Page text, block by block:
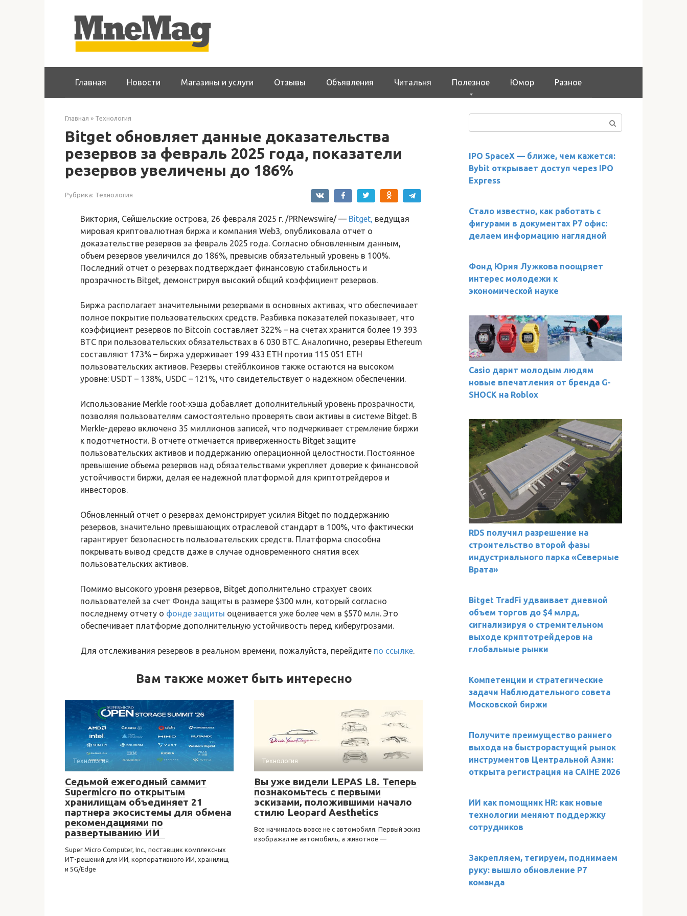
Главная Новости Магазины и услуги Отзывы Объявления Читальня Полезное Юмор Разное
Главная » Технология
Bitget обновляет данные доказательства
резервов за февраль 2025 года, показатели
резервов увеличены до 186%
Рубрика: Технология
Виктория, Сейшельские острова, 26 февраля 2025 г. /PRNewswire/ — Bitget, ведущая
мировая криптовалютная биржа и компания Web3, опубликовала отчет о
доказательстве резервов за февраль 2025 года. Согласно обновленным данным,
объем резервов увеличился до 186%, превысив обязательный уровень в 100%.
Последний отчет о резервах подтверждает финансовую стабильность и
прозрачность Bitget, демонстрируя высокий общий коэффициент резервов.
Биржа располагает значительными резервами в основных активах, что обеспечивает
полное покрытие пользовательских средств. Разбивка показателей показывает, что
коэффициент резервов по Bitcoin составляет 322% – на счетах хранится более 19 393
BTC при пользовательских обязательствах в 6 030 BTC. Аналогично, резервы Ethereum
составляют 173% – биржа удерживает 199 433 ETH против 115 051 ETH
пользовательских активов. Резервы стейблкоинов также остаются на высоком
уровне: USDT – 138%, USDC – 121%, что свидетельствует о надежном обеспечении.
Использование Merkle root-хэша добавляет дополнительный уровень прозрачности,
позволяя пользователям самостоятельно проверять свои активы в системе Bitget. В
Merkle-дерево включено 35 миллионов записей, что подчеркивает стремление биржи
к подотчетности. В отчете отмечается приверженность Bitget защите
пользовательских активов и поддержанию операционной целостности. Постоянное
превышение объема резервов над обязательствами укрепляет доверие к финансовой
устойчивости биржи, делая ее надежной платформой для криптотрейдеров и
инвесторов.
Обновленный отчет о резервах демонстрирует усилия Bitget по поддержанию
резервов, значительно превышающих отраслевой стандарт в 100%, что фактически
гарантирует безопасность пользовательских средств. Платформа способна
покрывать вывод средств даже в случае одновременного снятия всех
пользовательских активов.
Помимо высокого уровня резервов, Bitget дополнительно страхует своих
пользователей за счет Фонда защиты в размере $300 млн, который согласно
последнему отчету о фонде защиты оценивается уже более чем в $570 млн. Это
обеспечивает платформе дополнительную устойчивость перед киберугрозами.
Для отслеживания резервов в реальном времени, пожалуйста, перейдите по ссылке.
Вам также может быть интересно
Технология
Седьмой ежегодный саммит
Supermicro по открытым
хранилищам объединяет 21
партнера экосистемы для обмена
рекомендациями по
развертыванию ИИ
Super Micro Computer, Inc., поставщик комплексных
ИТ-решений для ИИ, корпоративного ИИ, хранилищ
и 5G/Edge
Технология
Вы уже видели LEPAS L8. Теперь
познакомьтесь с первыми
эскизами, положившими начало
стилю Leopard Aesthetics
Все начиналось вовсе не с автомобиля. Первый эскиз
изображал не автомобиль, а животное —
IPO SpaceX — ближе, чем кажется:
Bybit открывает доступ через IPO
Express
Стало известно, как работать с
фигурами в документах Р7 офис:
делаем информацию наглядной
Фонд Юрия Лужкова поощряет
интерес молодежи к
экономической науке
Casio дарит молодым людям
новые впечатления от бренда G-
SHOCK на Roblox
RDS получил разрешение на
строительство второй фазы
индустриального парка «Северные
Врата»
Bitget TradFi удваивает дневной
объем торгов до $4 млрд,
сигнализируя о стремительном
выходе криптотрейдеров на
глобальные рынки
Компетенции и стратегические
задачи Наблюдательного совета
Московской биржи
Получите преимущество раннего
выхода на быстрорастущий рынок
инструментов Центральной Азии:
открыта регистрация на CAIHE 2026
ИИ как помощник HR: как новые
технологии меняют поддержку
сотрудников
Закрепляем, тегируем, поднимаем
руку: вышло обновление Р7
команда